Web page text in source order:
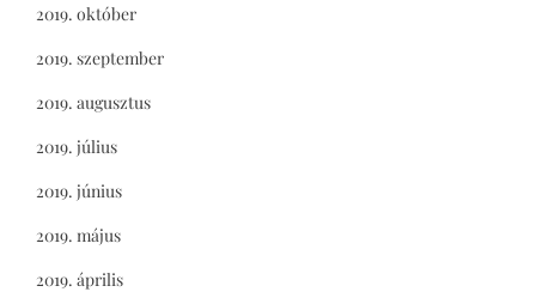
2019. október
2019. szeptember
2019. augusztus
2019. július
2019. június
2019. május
2019. április